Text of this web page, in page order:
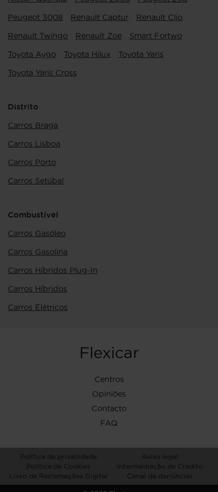
Peugeot 3008 Renault Captur Renault Clio
Renault Twingo Renault Zoe Smart Fortwo
Toyota Aygo Toyota Hilux Toyota Yaris
Toyota Yaris Cross
Distrito
Carros Braga
Carros Lisboa
Carros Porto
Carros Setúbal
Combustível
Carros Gasóleo
Carros Gasolina
Carros Híbridos Plug-In
Carros Híbridos
Carros Elétricos
Flexicar
Centros
Opiniões
Contacto
FAQ
Politica de privacidade
Aviso legal
Política de Cookies
Intermediação de Crédito
Livro de Reclamações Digital
Canal de denúncias